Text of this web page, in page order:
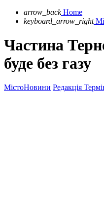
arrow_back Home
keyboard_arrow_right
Частина
буде без газу
МістоНовини Редакція